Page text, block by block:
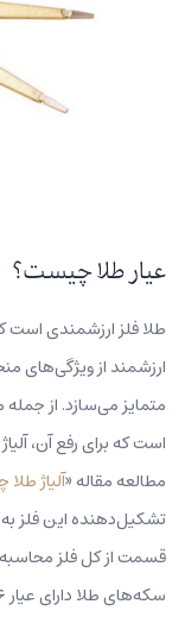
عیار طلا چیست؟
طلا فلز ارزشمندی است
ارزشمند از ویژگی‌های
متمایز می‌سازد. از
است که برای رفع آن،
مطالعه مقاله «آلیاژ